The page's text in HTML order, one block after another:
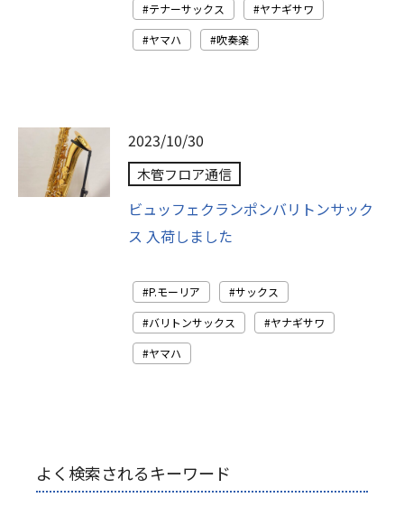
テナーサックス
ヤナギサワ
ヤマハ
吹奏楽
2023/10/30
木管フロア通信
ビュッフェクランポンバリトンサック
ス 入荷しました
P.モーリア
サックス
バリトンサックス
ヤナギサワ
ヤマハ
よく検索されるキーワード